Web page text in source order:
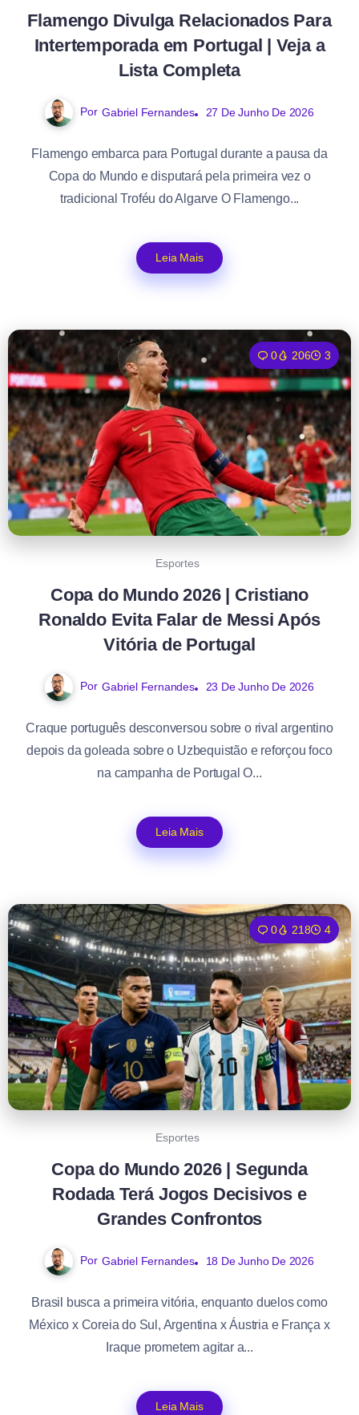
Flamengo Divulga Relacionados Para
Intertemporada em Portugal | Veja a
Lista Completa
Por Gabriel Fernandes 27 De Junho De 2026
Flamengo embarca para Portugal durante a pausa da
Copa do Mundo e disputará pela primeira vez o
tradicional Troféu do Algarve O Flamengo...
Leia Mais
0 206 3
Esportes
Copa do Mundo 2026 | Cristiano
Ronaldo Evita Falar de Messi Após
Vitória de Portugal
Por Gabriel Fernandes 23 De Junho De 2026
Craque português desconversou sobre o rival argentino
depois da goleada sobre o Uzbequistão e reforçou foco
na campanha de Portugal O...
Leia Mais
0 218 4
Esportes
Copa do Mundo 2026 | Segunda
Rodada Terá Jogos Decisivos e
Grandes Confrontos
Por Gabriel Fernandes 18 De Junho De 2026
Brasil busca a primeira vitória, enquanto duelos como
México x Coreia do Sul, Argentina x Áustria e França x
Iraque prometem agitar a...
Leia Mais